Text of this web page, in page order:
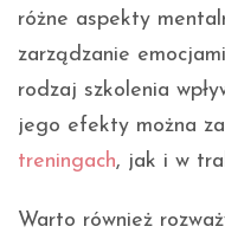
różne aspekty
zarządzanie
rodzaj szkolenia
jego efekty można
treningach, jak i w
Warto również